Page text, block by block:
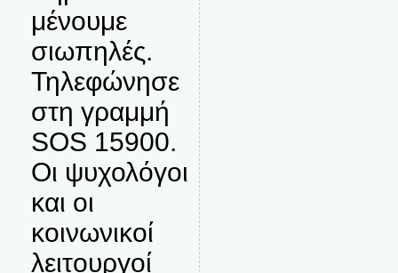
μένουμε
σιωπηλές.
Τηλεφώνησε
στη γραμμή
SOS 15900.
Οι ψυχολόγοι
και οι
κοινωνικοί
λειτουργοί